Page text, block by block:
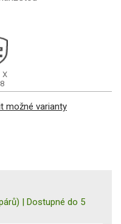
X
možné varianty
| Dostupné do 5